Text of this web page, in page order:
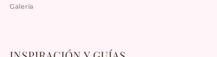
Galería